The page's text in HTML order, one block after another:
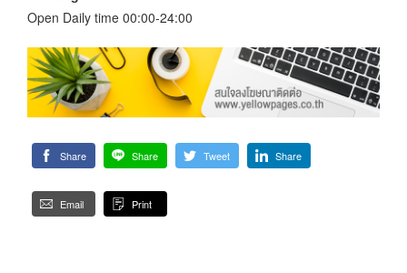
Open Daily time 00:00-24:00
Share Share Tweet Share
Email Print